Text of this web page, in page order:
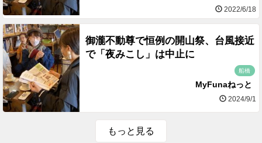
2022/6/18
御瀧不動尊で恒例の開山祭、台風接近
で「夜みこし」は中止に
船橋
MyFunaねっと
2024/9/1
もっと見る